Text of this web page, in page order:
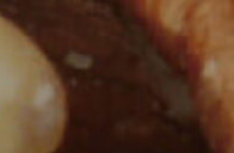
綜合
罐(2
500